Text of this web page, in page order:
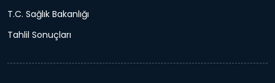
T.C. Sağlık Bakanlığı
Tahlil Sonuçları